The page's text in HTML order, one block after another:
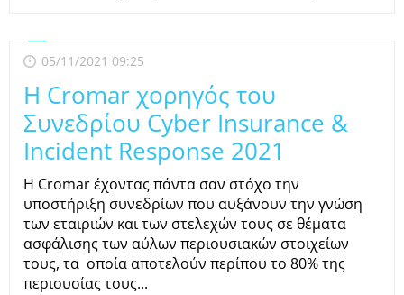
05/11/2021 09:25
Η Cromar χορηγός του
Συνεδρίου Cyber Insurance &
Incident Response 2021
Η Cromar έχοντας πάντα σαν στόχο την
υποστήριξη συνεδρίων που αυξάνουν την γνώση
των εταιριών και των στελεχών τους σε θέματα
ασφάλισης των αύλων περιουσιακών στοιχείων
τους, τα οποία αποτελούν περίπου το 80% της
περιουσίας τους...